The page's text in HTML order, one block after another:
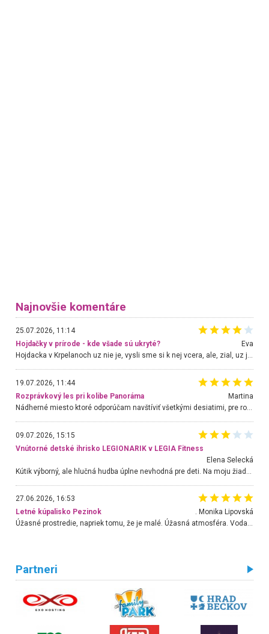
Najnovšie komentáre
25.07.2026, 11:14
Hojdačky v prírode - kde všade sú ukryté?
Eva
Hojdacka v Krpelanoch uz nie je, vysli sme si k nej vcera, ale, zial, uz je znicena. Ak sem planujete cestu len kvoli hojdacke, mozete si ju usetrit. Krasny vyhlad je tu vsak aj bez hojdacky :-)
19.07.2026, 11:44
Rozprávkový les pri kolibe Panoráma
Martina
Nádherné miesto ktoré odporúčam navštíviť všetkými desiatimi, pre rodiny s deťmi, dôchodcom... Proste a jednoducho ozaj rozprávkový les.. určite ešte prídeme. Odniesli sme si na pamiatku krásne tričká,
09.07.2026, 15:15
Vnútorné detské ihrisko LEGIONARIK v LEGIA Fitness
Elena Selecká
27.06.2026, 16:53
Letné kúpalisko Pezinok
. Monika Lipovská
Úžasné prostredie, napriek tomu, že je malé. Úžasná atmosféra. Voda fantastická a nádherná. Ľudí je pomerne veľa, ale su mili a ohľaduplní. Je veľmi zaujímavé sledovať, ako dokážu spolu športovať cudzí ľudia a bez ohľadu na vek. Vládne tu pohoda. Vnuka neviem dostať z vody. Ďakujem za krásny deň . Urcite sa sem vrátim. Jediný problém je s parkovaním, ale aj ten sa mi podarilo vyriešiť. Monika Bratislava
Partneri